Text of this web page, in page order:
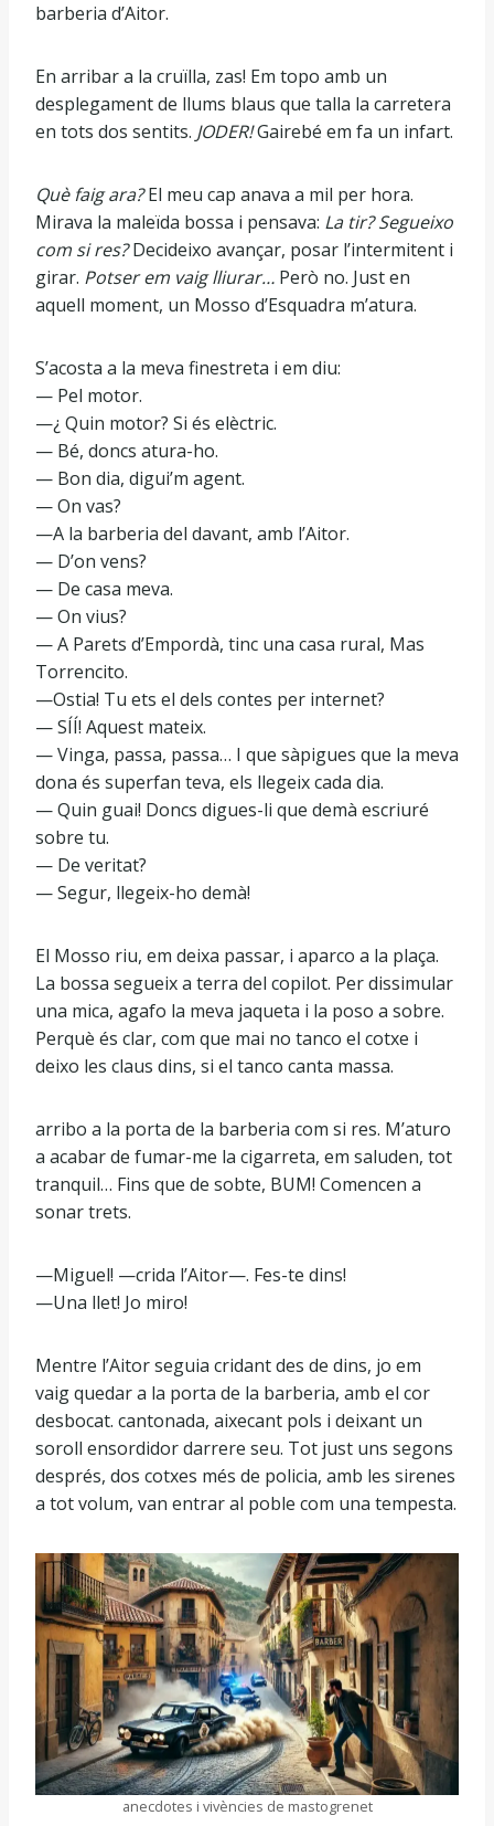
barberia d’Aitor.
En arribar a la cruïlla, zas! Em topo amb un
desplegament de llums blaus que talla la carretera
en tots dos sentits. JODER!Gairebé em fa un infart.
Què faig ara?El meu cap anava a mil per hora.
Mirava la maleïda bossa i pensava: La tir? Segueixo
com si res?Decideixo avançar, posar l’intermitent i
girar. Potser em vaig lliurar… Però no. Just en
aquell moment, un Mosso d’Esquadra m’atura.
S’acosta a la meva finestreta i em diu:
— Pel motor.
—¿ Quin motor? Si és elèctric.
— Bé, doncs atura-ho.
— Bon dia, digui’m agent.
— On vas?
—A la barberia del davant, amb l’Aitor.
— D’on vens?
— De casa meva.
— On vius?
— A Parets d’Empordà, tinc una casa rural, Mas
Torrencito.
—Ostia! Tu ets el dels contes per internet?
— SÍÍ! Aquest mateix.
— Vinga, passa, passa… I que sàpigues que la meva
dona és superfan teva, els llegeix cada dia.
— Quin guai! Doncs digues-li que demà escriuré
sobre tu.
— De veritat?
— Segur, llegeix-ho demà!
El Mosso riu, em deixa passar, i aparco a la plaça.
La bossa segueix a terra del copilot. Per dissimular
una mica, agafo la meva jaqueta i la poso a sobre.
Perquè és clar, com que mai no tanco el cotxe i
deixo les claus dins, si el tanco canta massa.
arribo a la porta de la barberia com si res. M’aturo
a acabar de fumar-me la cigarreta, em saluden, tot
tranquil… Fins que de sobte, BUM! Comencen a
sonar trets.
—Miguel! —crida l’Aitor—. Fes-te dins!
—Una llet! Jo miro!
Mentre l’Aitor seguia cridant des de dins, jo em
vaig quedar a la porta de la barberia, amb el cor
desbocat. cantonada, aixecant pols i deixant un
soroll ensordidor darrere seu. Tot just uns segons
després, dos cotxes més de policia, amb les sirenes
a tot volum, van entrar al poble com una tempesta.
anecdotes i vivències de mastogrenet